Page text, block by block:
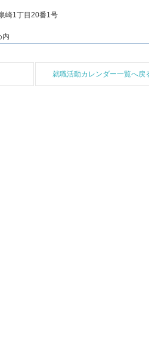
1丁目20番1号
内
就職活動カレンダー一覧へ戻